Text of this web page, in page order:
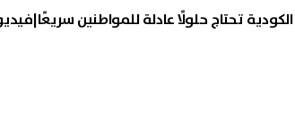
تحتاج حلولًا عادلة للمواطنين